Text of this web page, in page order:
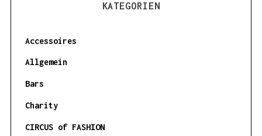
KATEGORIEN
Accessoires
Allgemein
Bars
Charity
CIRCUS of FASHION